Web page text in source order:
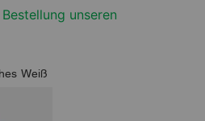
unseren
Weiß